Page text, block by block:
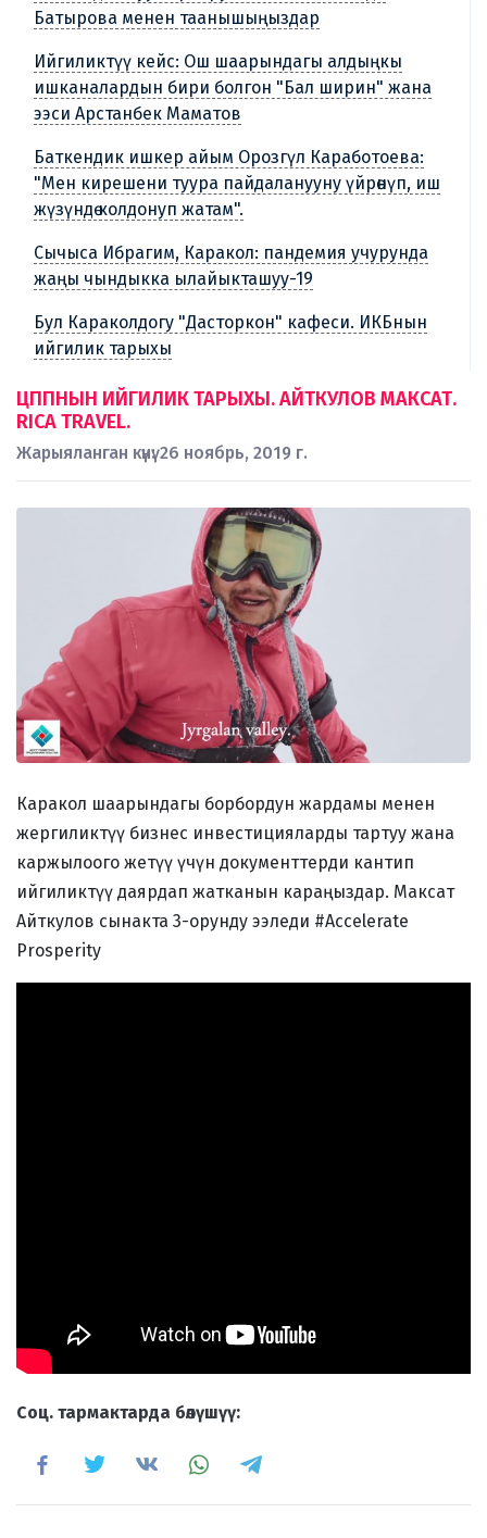
Батырова менен таанышыңыздар
Ийгиликтүү кейс: Ош шаарындагы алдыңкы
ишканалардын бири болгон "Бал ширин" жана
ээси Арстанбек Маматов
Баткендик ишкер айым Орозгүл Каработоева:
"Мен кирешени туура пайдаланууну үйрөнүп, иш
жүзүндө колдонуп жатам".
Сычыса Ибрагим, Каракол: пандемия учурунда
жаңы чындыкка ылайыкташуу-19
Бул Караколдогу "Дасторкон" кафеси. ИКБнын
ийгилик тарыхы
ЦППНЫН ИЙГИЛИК ТАРЫХЫ. АЙТКУЛОВ МАКСАТ.
RICA TRAVEL.
Жарыяланган күнү: 26 ноябрь, 2019 г.
Каракол шаарындагы борбордун жардамы менен
жергиликтүү бизнес инвестицияларды тартуу жана
каржылоого жетүү үчүн документтерди кантип
ийгиликтүү даярдап жатканын караңыздар. Максат
Айткулов сынакта 3-орунду ээледи #Accelerate
Prosperity
Cоц. тармактарда бөлүшүү: